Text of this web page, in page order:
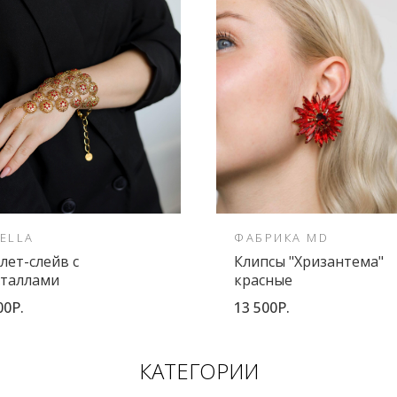
слейв с
ФАБРИКА MD
Клипсы "Хризантема"
красные
13 500Р.
КАТЕГОРИИ